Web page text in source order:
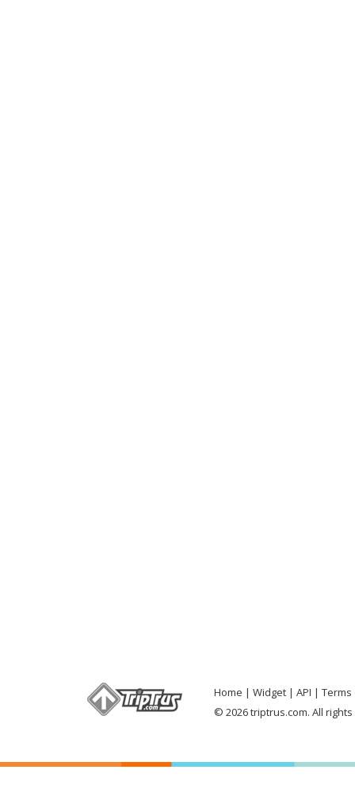
Home Widget API
Terms
© 2026 triptrus.com. All